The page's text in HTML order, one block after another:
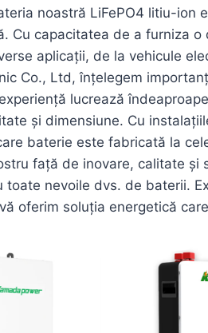
noastră LiFePO4 litiu-ion
Cu capacitatea de a furniza
aplicații, de la vehicule
Co., Ltd, înțelegem
lucrează
și dimensiune. Cu
baterie este fabricată la
față de inovare, calitate și
toate nevoile dvs. de baterii.
oferim soluția energetică